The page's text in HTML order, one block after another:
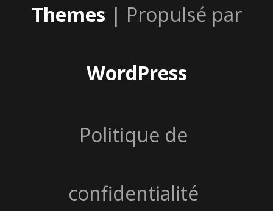
Themes | Propulsé par
WordPress
Politique de
confidentialité